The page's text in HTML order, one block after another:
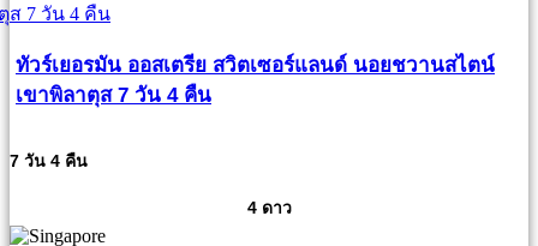
ทัวร์เยอรมัน ออสเตรีย สวิตเซอร์แลนด์ นอยชวานสไตน์
เขาพิลาตุส 7 วัน 4 คืน
7 วัน 4 คืน
4 ดาว